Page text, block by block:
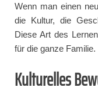
Wenn man einen
die Kultur, die
Diese Art des
für die ganze Familie.
Kulturelles